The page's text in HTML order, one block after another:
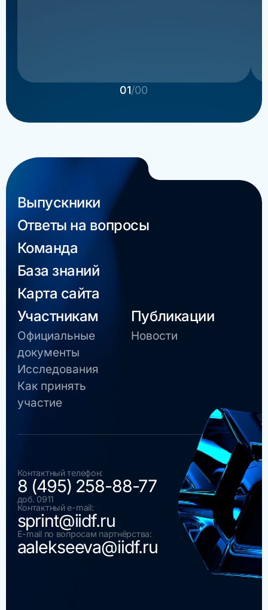
01/00
Выпускники
Ответы на вопросы
Команда
База знаний
Карта сайта
Участникам
Официальные
документы
Исследования
Как принять
участие
Публикации
Новости
Контактный телефон:
8 (495) 258-88-77
доб. 0911
Контактный e-mail:
sprint@iidf.ru
E-mail по вопросам партнёрства:
aalekseeva@iidf.ru